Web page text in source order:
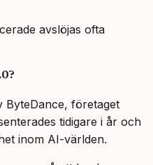
avslöjas ofta
ByteDance, företaget
tidigare i år och
inom AI-världen.